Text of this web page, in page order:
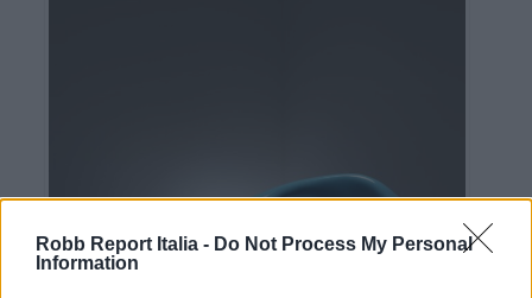
Robb Report Italia - Do Not Process My Personal
Information